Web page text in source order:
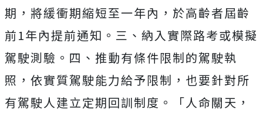
期，將緩衝期縮短至一年內，於高齡者屆齡
前1年內提前通知。三、納入實際路考或模擬
駕駛測驗。四、推動有條件限制的駕駛執
照，依實質駕駛能力給予限制，也要針對所
有駕駛人建立定期回訓制度。
「人命關天，